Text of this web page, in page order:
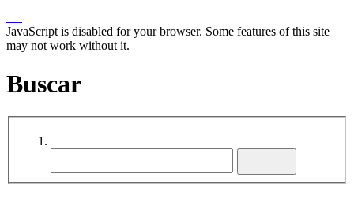
JavaScript is disabled for your browser. Some features of this site
may not work without it.
Buscar